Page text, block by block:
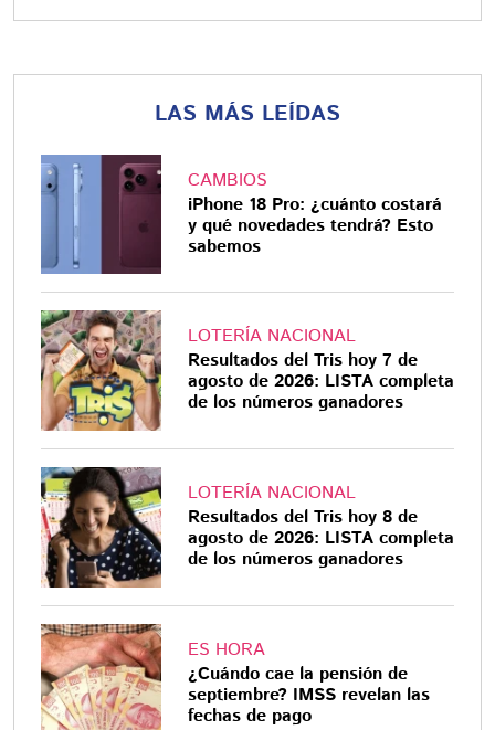
LAS MÁS LEÍDAS
CAMBIOS
iPhone 18 Pro: ¿cuánto costará
y qué novedades tendrá? Esto
sabemos
LOTERÍA NACIONAL
Resultados del Tris hoy 7 de
agosto de 2026: LISTA completa
de los números ganadores
LOTERÍA NACIONAL
Resultados del Tris hoy 8 de
agosto de 2026: LISTA completa
de los números ganadores
ES HORA
¿Cuándo cae la pensión de
septiembre? IMSS revelan las
fechas de pago